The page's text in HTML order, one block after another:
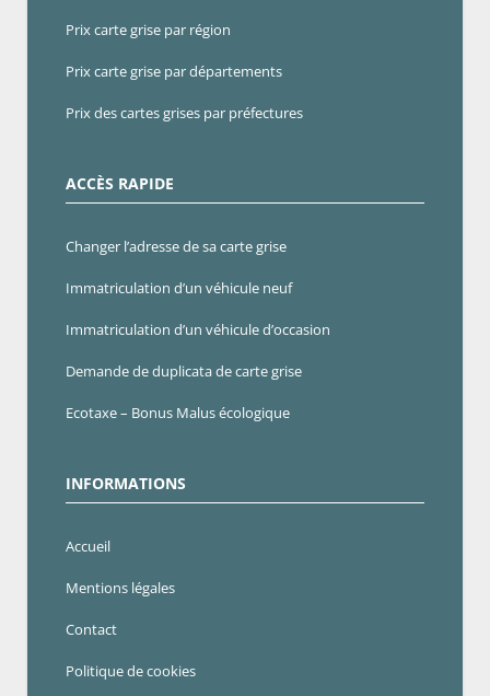
Prix carte grise par région
Prix carte grise par départements
Prix des cartes grises par préfectures
ACCÈS RAPIDE
Changer l’adresse de sa carte grise
Immatriculation d’un véhicule neuf
Immatriculation d’un véhicule d’occasion
Demande de duplicata de carte grise
Ecotaxe – Bonus Malus écologique
INFORMATIONS
Accueil
Mentions légales
Contact
Politique de cookies